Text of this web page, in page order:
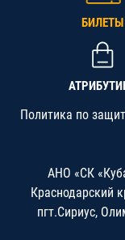
БИЛЕТЫ
Политика по
АНО «СК
Краснодарский
пгт.Сириус,